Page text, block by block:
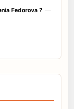
Fedorova ? —